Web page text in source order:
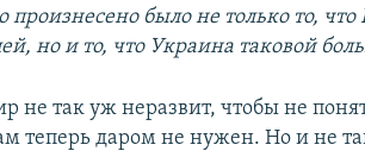
произнесено было не только то,
но и то, что Украина таковой
не так уж неразвит, чтобы не
теперь даром не нужен. Но и не